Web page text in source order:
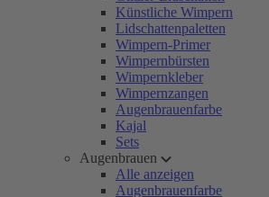
Künstliche Wimpern
Lidschattenpaletten
Wimpern-Primer
Wimpernbürsten
Wimpernkleber
Wimpernzangen
Augenbrauenfarbe
Kajal
Sets
Augenbrauen
Alle anzeigen
Augenbrauenfarbe